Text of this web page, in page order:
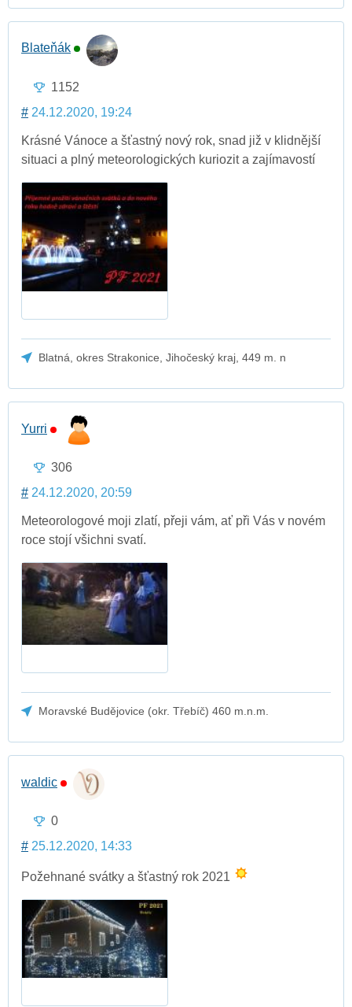
Blateňák
1152
# 24.12.2020, 19:24
Krásné Vánoce a šťastný nový rok, snad již v klidnější
situaci a plný meteorologických kuriozit a zajímavostí
Blatná, okres Strakonice, Jihočeský kraj, 449 m. n
Yurri
306
# 24.12.2020, 20:59
Meteorologové moji zlatí, přeji vám, ať při Vás v novém
roce stojí všichni svatí.
Moravské Budějovice (okr. Třebíč) 460 m.n.m.
waldic
0
# 25.12.2020, 14:33
Požehnané svátky a šťastný rok 2021